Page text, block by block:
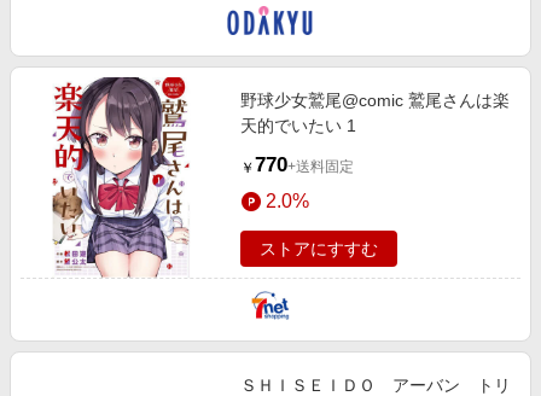
野球少女鷲尾@comic 鷲尾さんは楽
天的でいたい 1
￥ 770+送料固定
2.0%
ストアにすすむ
ＳＨＩＳＥＩＤＯ アーバン トリ